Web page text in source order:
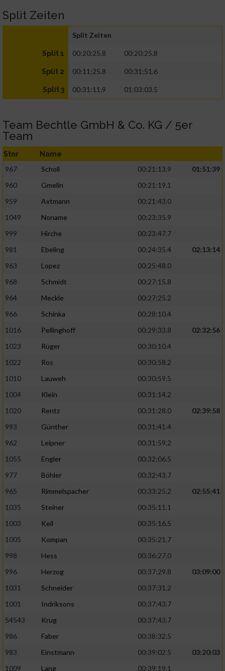
Split Zeiten
Split Zeiten
Split 1 00:20:25.8 00:20:25.8
Split 2 00:11:25.8 00:31:51.6
Split 3 00:31:11.9 01:03:03.5
Team Bechtle GmbH & Co. KG / 5er
Team
Stnr Name
967 Scholl 00:21:13.9
01:51:39
960
Gmelin
00:21:19.1
959
Axtmann
00:21:43.0
1049
Noname
00:23:35.9
999
Hirche
00:23:47.7
981
Ebeling 00:24:35.4
02:13:14
963
Lopez
00:25:48.0
968
Schmidt
00:27:15.8
964
Meckle
00:27:25.2
966
Schinka
00:28:10.4
1016
Pellinghoff 00:29:33.8
02:32:56
1023
Rüger
00:30:10.4
1022
Ros
00:30:58.2
1010
Lauweh
00:30:59.5
1004
Klein
00:31:14.2
1020
Rentz 00:31:28.0
02:39:58
993
Günther
00:31:41.4
962
Leipner
00:31:59.2
1055
Engler
00:32:06.5
977
Böhler
00:32:43.7
965
Rimmelspacher 00:33:25.2
02:55:41
1035
Steiner
00:35:11.1
1003
Keil
00:35:16.5
1005
Kompan
00:35:21.7
998
Hess
00:36:27.0
996
Herzog 00:37:29.8
03:09:00
1031
Schneider
00:37:31.2
1001
Indriksons
00:37:43.7
54543
Krug
00:37:43.7
986
Faber
00:38:32.5
983
Einstmann 00:39:02.5
03:20:03
1009
Lang 00:39:19.1